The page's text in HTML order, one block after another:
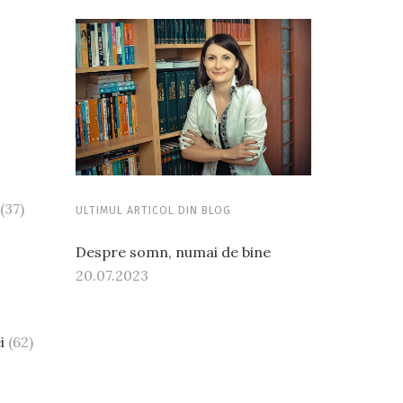
(37)
(62)
ULTIMUL ARTICOL DIN BLOG
Despre somn, numai de bine
20.07.2023